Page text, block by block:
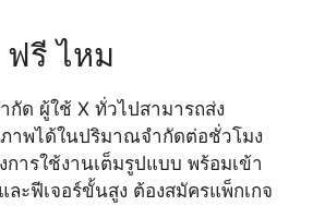
ฟรี ไหม
กัด ผู้ใช้ X ทั่วไปสามารถส่ง
าพได้ในปริมาณจำกัดต่อชั่วโมง
ารใช้งานเต็มรูปแบบ พร้อมเข้า
ละฟีเจอร์ขั้นสูง ต้องสมัครแพ็กเกจ